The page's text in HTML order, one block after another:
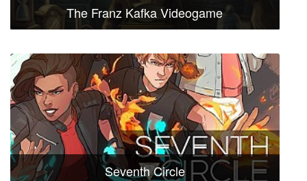
The Franz Kafka Videogame
Seventh Circle